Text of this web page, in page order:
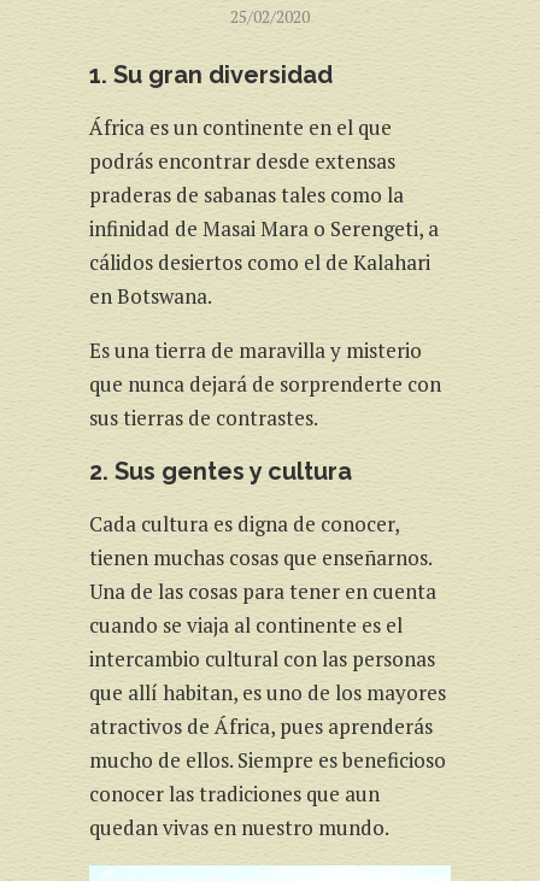
25/02/2020
1. Su gran diversidad
África es un continente en el que
podrás encontrar desde extensas
praderas de sabanas tales como la
infinidad de Masai Mara o Serengeti, a
cálidos desiertos como el de Kalahari
en Botswana.
Es una tierra de maravilla y misterio
que nunca dejará de sorprenderte con
sus tierras de contrastes.
2. Sus gentes y cultura
Cada cultura es digna de conocer,
tienen muchas cosas que enseñarnos.
Una de las cosas para tener en cuenta
cuando se viaja al continente es el
intercambio cultural con las personas
que allí habitan, es uno de los mayores
atractivos de África, pues aprenderás
mucho de ellos. Siempre es beneficioso
conocer las tradiciones que aun
quedan vivas en nuestro mundo.